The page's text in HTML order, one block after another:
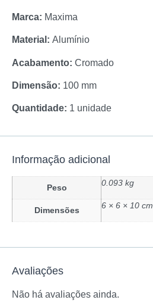
Marca: Maxima
Material: Alumínio
Acabamento: Cromado
Dimensão: 100 mm
Quantidade: 1 unidade
Informação adicional
Peso 0.093 kg
Dimensões 6 × 6 × 10 cm
Avaliações
Não há avaliações ainda.